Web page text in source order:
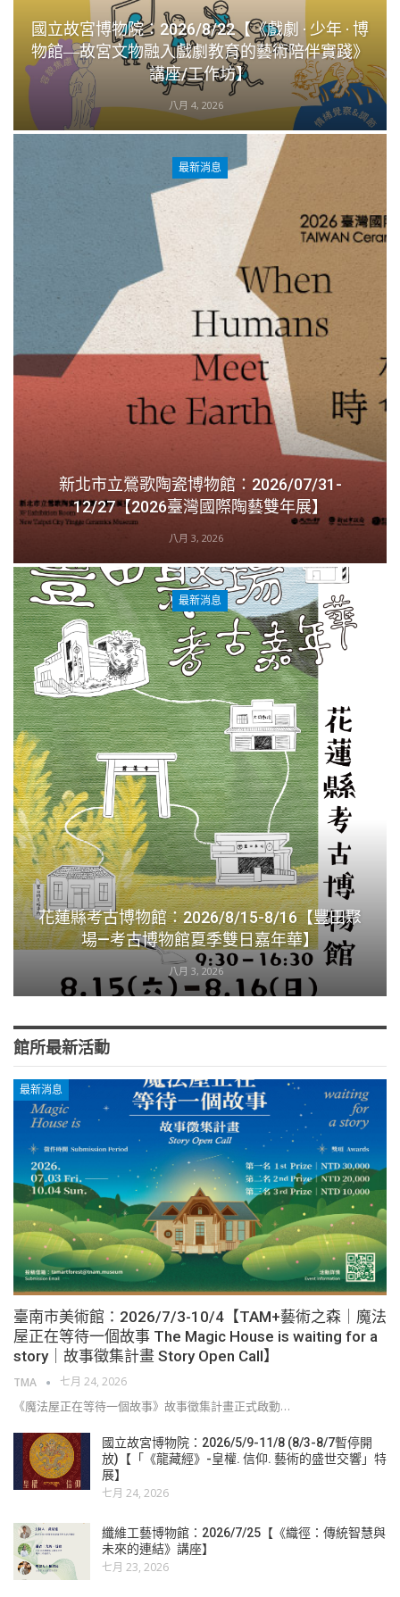
國立故宮博物院：2026/8/22【《戲劇 · 少年 · 博
物館―故宮文物融入戲劇教育的藝術陪伴實踐》
講座/工作坊】
八月 4, 2026
最新消息
新北市立鶯歌陶瓷博物館：2026/07/31-
12/27【2026臺灣國際陶藝雙年展】
八月 3, 2026
最新消息
花蓮縣考古博物館：2026/8/15-8/16【豐田聚
場—考古博物館夏季雙日嘉年華】
八月 3, 2026
館所最新活動
最新消息
臺南市美術館：2026/7/3-10/4【TAM+藝術之森｜魔法
屋正在等待一個故事 The Magic House is waiting for a
story｜故事徵集計畫 Story Open Call】
TMA 七月 24, 2026
《魔法屋正在等待一個故事》故事徵集計畫正式啟動…
國立故宮博物院：2026/5/9-11/8 (8/3-8/7暫停開
放)【「《龍藏經》-皇權. 信仰. 藝術的盛世交響」特
展】
七月 24, 2026
纖維工藝博物館：2026/7/25【《織徑：傳統智慧與
未來的連結》講座】
七月 23, 2026